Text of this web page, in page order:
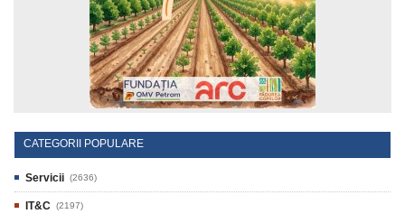
CATEGORII POPULARE
Servicii (2636)
IT&C (2197)